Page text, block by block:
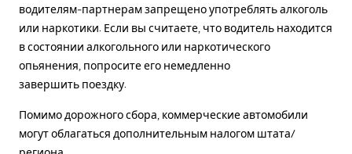
водителям-партнерам запрещено употреблять алкоголь
или наркотики. Если вы считаете, что водитель находится
в состоянии алкогольного или наркотического
опьянения, попросите его немедленно
завершить поездку.
Помимо дорожного сбора, коммерческие автомобили
могут облагаться дополнительным налогом штата/